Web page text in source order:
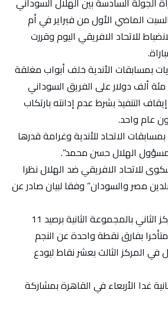
الماضي الأول من فبراير في أم
للاتحاد الافريقي اليوم وقررت
بمسابقات الأندية خلف أبواب مغلقة
ألف دولار على الفريق السوداني
مع إيقاف التنفيذ بشرط عدم إدانته بارتكاب
عام واحد.
الاتحاد للأندية وغرامة قدرها
الهلال حسن محمد”.
للاتحاد الافريقي ضد الهلال نظرا
مصر والسودان” وفقا لبيان صادر عن
وتأهل الأهلي في المركز الثاني بالمجموعة الثانية برصيد 11
بفارق نقطة واحدة عن النجم
في المركز الثالث بعشر نقاط ليودع
غدا الأربعاء في القاهرة بمشاركة